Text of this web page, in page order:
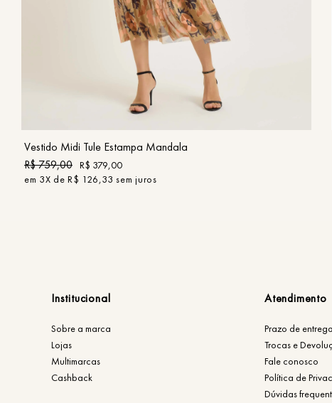
GG
COMPRAR
Vestido Midi Tule Estampa Mandala
R$759,00 R$ 379,00
em 3X deR$ 126,33 sem juros
Institucional
Sobre a marca
Lojas
Multimarcas
Cashback
Atendimento
Prazo de
Trocas e
Fale conosco
Política de
Dúvidas